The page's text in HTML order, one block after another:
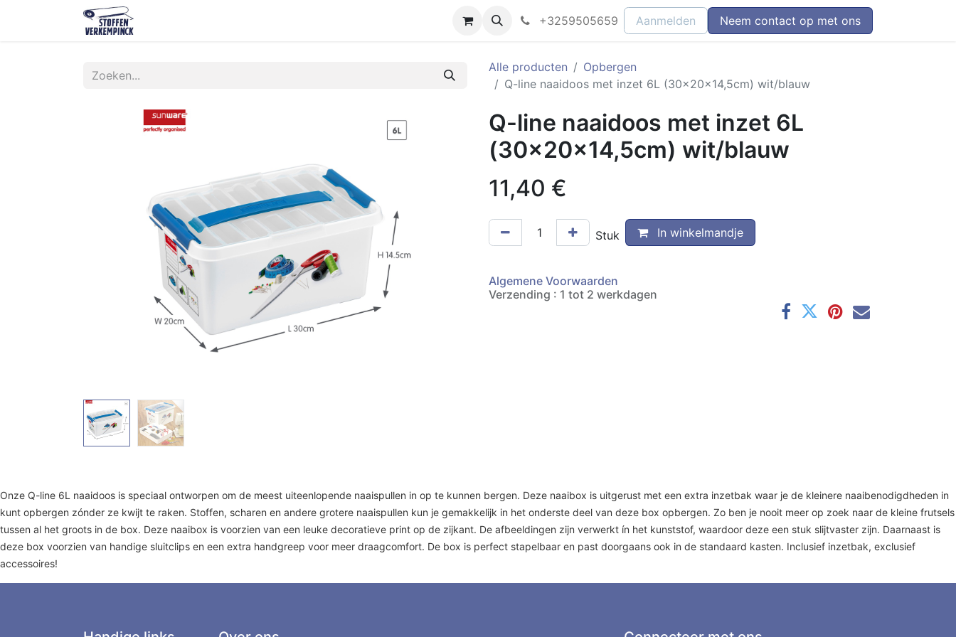
+3259505659 Aanmelden Neem contact op met ons
Alle producten
Opbergen
Q-line naaidoos met inzet 6L (30x20x14,5cm) wit/blauw
Q-line naaidoos met inzet 6L
(30x20x14,5cm) wit/blauw
11,40 €
Stuk In winkelmandje
Algemene Voorwaarden
Verzending : 1 tot 2 werkdagen
Onze Q-line 6L naaidoos is speciaal ontworpen om de meest uiteenlopende naaispullen in op te kunnen bergen. Deze naaibox is uitgerust met een extra inzetbak waar je de kleinere naaibenodigdheden in
kunt opbergen zónder ze kwijt te raken. Stoffen, scharen en andere grotere naaispullen kun je gemakkelijk in het onderste deel van deze box opbergen. Zo ben je nooit meer op zoek naar de kleine frutsels
tussen al het groots in de box. Deze naaibox is voorzien van een leuke decoratieve print op de zijkant. De afbeeldingen zijn verwerkt ín het kunststof, waardoor deze een stuk slijtvaster zijn. Daarnaast is
deze box voorzien van handige sluitclips en een extra handgreep voor meer draagcomfort. De box is perfect stapelbaar en past doorgaans ook in de standaard kasten. Inclusief inzetbak, exclusief
accessoires!